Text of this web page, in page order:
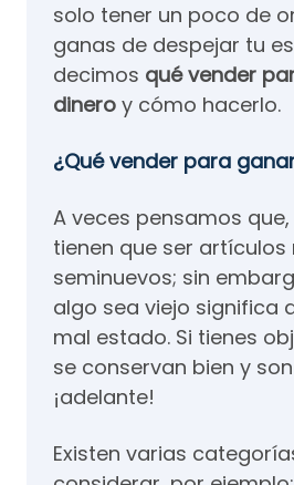
solo tener un poco de
ganas de despejar tu
decimos qué vender
dinero y cómo hacerlo.
¿Qué vender para
A veces pensamos
tienen que ser artículos
seminuevos; sin
algo sea viejo significa
mal estado. Si tienes
se conservan bien y
¡adelante!
Existen varias